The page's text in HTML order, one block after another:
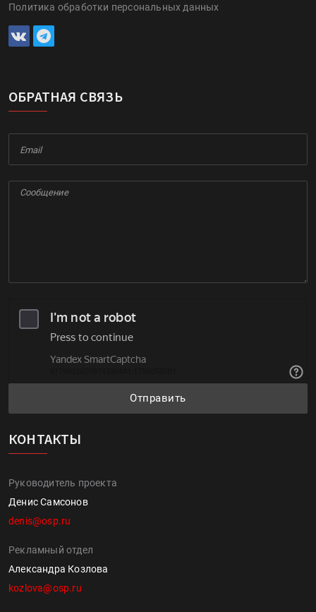
Политика обработки персональных данных
ОБРАТНАЯ СВЯЗЬ
Отправить
КОНТАКТЫ
Руководитель проекта
Денис Самсонов
denis@osp.ru
Рекламный отдел
Александра Козлова
kozlova@osp.ru